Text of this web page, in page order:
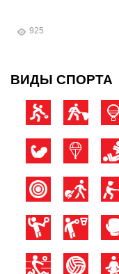
925
ВИДЫ СПОРТА